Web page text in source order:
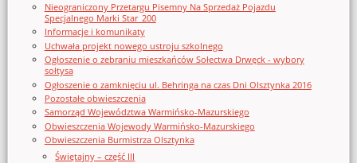
Nieograniczony Przetargu Pisemny Na Sprzedaż Pojazdu
Specjalnego Marki Star_200
Informacje i komunikaty
Uchwała projekt nowego ustroju szkolnego
Ogłoszenie o zebraniu mieszkańców Sołectwa Drwęck - wybory
sołtysa
Ogłoszenie o zamknięciu ul. Behringa na czas Dni Olsztynka 2016
Pozostałe obwieszczenia
Samorząd Województwa Warmińsko-Mazurskiego
Obwieszczenia Wojewody Warmińsko-Mazurskiego
Obwieszczenia Burmistrza Olsztynka
Świętajny – część III